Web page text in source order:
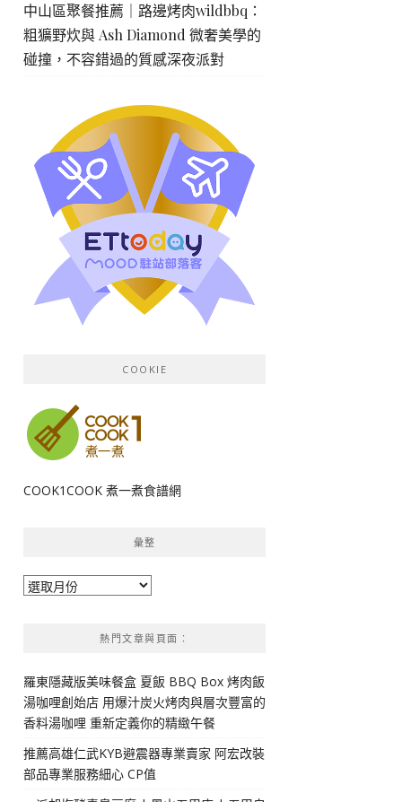
中山區聚餐推薦｜路邊烤肉wildbbq：
粗獷野炊與 Ash Diamond 微奢美學的
碰撞，不容錯過的質感深夜派對
COOKIE
COOK1COOK 煮一煮食譜網
彙整
彙
熱門文章與頁面︰
羅東隱藏版美味餐盒 夏飯 BBQ Box 烤肉飯
湯咖哩創始店 用爆汁炭火烤肉與層次豐富的
香料湯咖哩 重新定義你的精緻午餐
推薦高雄仁武KYB避震器專業賣家 阿宏改裝
部品專業服務細心 CP值